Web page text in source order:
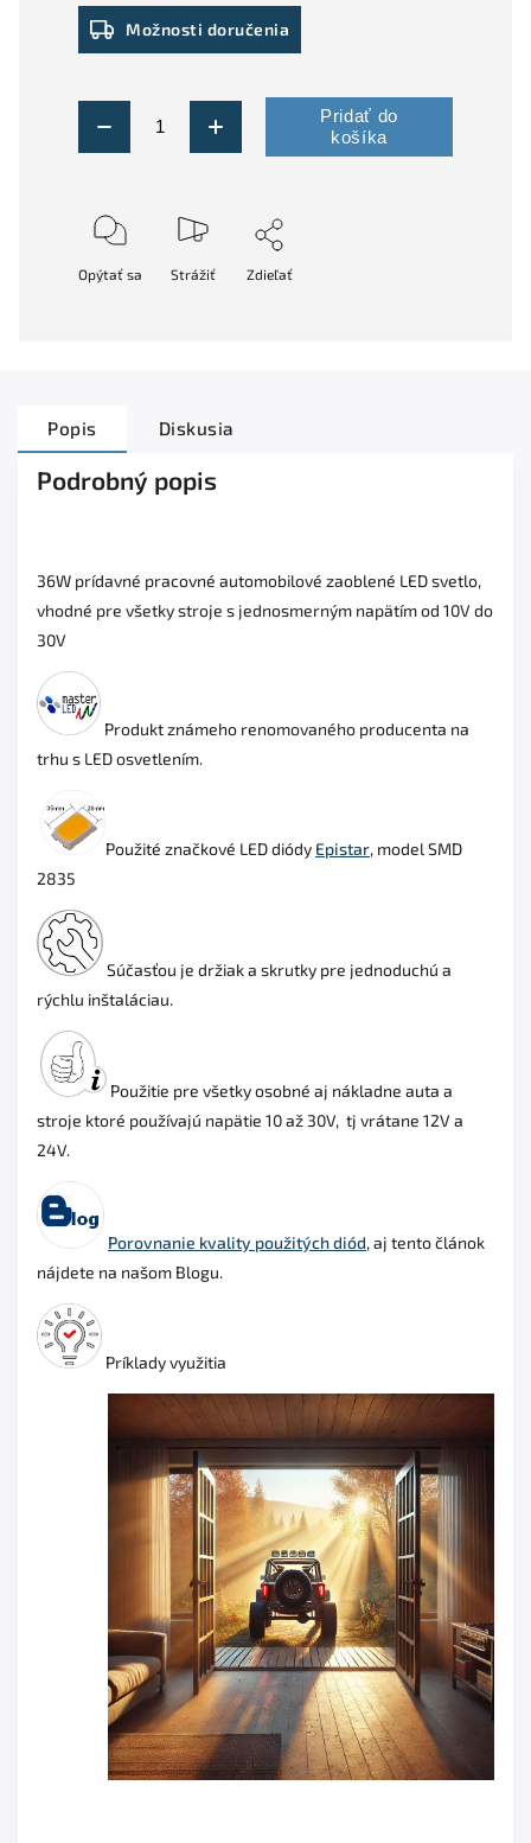
Možnosti doručenia
Pridať do
košíka
Opýtať sa Strážiť Zdieľať
Popis Diskusia
Podrobný popis
36W prídavné pracovné automobilové zaoblené LED svetlo,
vhodné pre všetky stroje s jednosmerným napätím od 10V do
30V
Produkt známeho renomovaného producenta na
trhu s LED osvetlením.
Použité značkové LED diódy Epistar, model SMD
2835
Súčasťou je držiak a skrutky pre jednoduchú a
rýchlu inštaláciau.
Použitie pre všetky osobné aj nákladne auta a
stroje ktoré používajú napätie 10 až 30V, tj vrátane 12V a
24V.
Porovnanie kvality použitých diód, aj tento článok
nájdete na našom Blogu.
Príklady využitia